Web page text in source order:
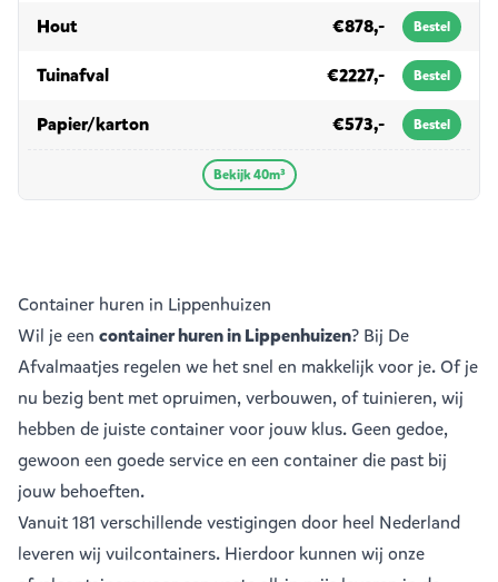
Houtin 40m³ €878,- Bestel
Tuinafvalin 40m³ €2227,- Bestel
Papier/kartonin 40m³ €573,- Bestel
Bekijk 40m³
Container huren in Lippenhuizen
Wil je een container huren in Lippenhuizen? Bij De
Afvalmaatjes regelen we het snel en makkelijk voor je. Of je
nu bezig bent met opruimen, verbouwen, of tuinieren, wij
hebben de juiste container voor jouw klus. Geen gedoe,
gewoon een goede service en een container die past bij
jouw behoeften.
Vanuit181 verschillende vestigingen door heel Nederland
leveren wij vuilcontainers. Hierdoor kunnen wij onze